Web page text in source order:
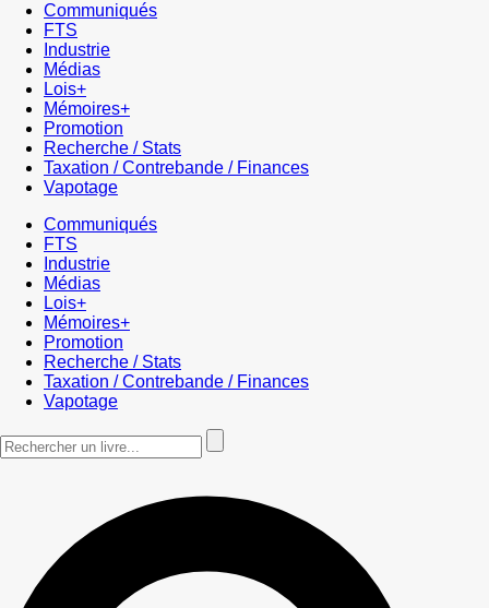
Communiqués
FTS
Industrie
Médias
Lois+
Mémoires+
Promotion
Recherche / Stats
Taxation / Contrebande / Finances
Vapotage
Communiqués
FTS
Industrie
Médias
Lois+
Mémoires+
Promotion
Recherche / Stats
Taxation / Contrebande / Finances
Vapotage